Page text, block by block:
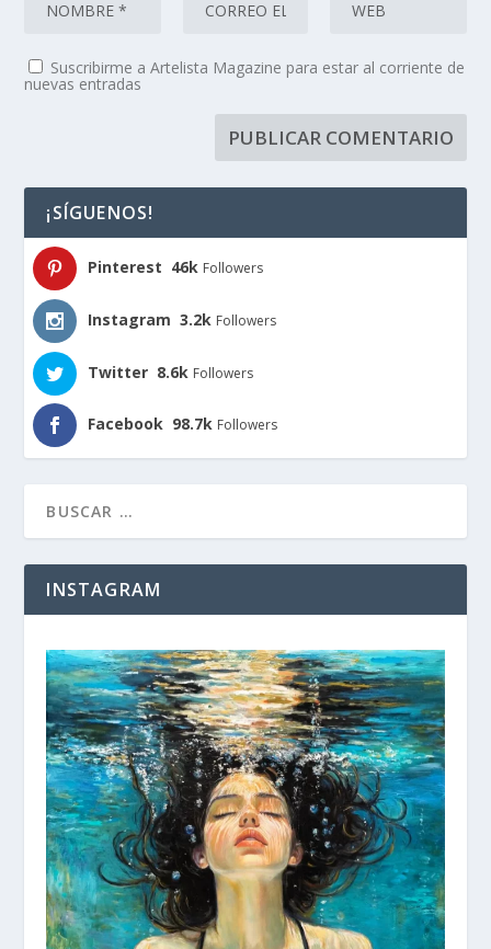
Suscribirme a Artelista Magazine para estar al corriente de
nuevas entradas
¡SÍGUENOS!
Pinterest 46k Followers
Instagram 3.2k Followers
Twitter 8.6k Followers
Facebook 98.7k Followers
INSTAGRAM